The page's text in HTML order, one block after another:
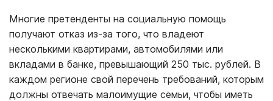
Многие претенденты на социальную помощь
получают отказ из-за того, что владеют
несколькими квартирами, автомобилями или
вкладами в банке, превышающий 250 тыс. рублей. В
каждом регионе свой перечень требований, которым
должны отвечать малоимущие семьи, чтобы иметь